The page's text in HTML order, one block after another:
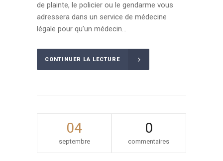
de plainte, le policier ou le gendarme vous
adressera dans un service de médecine
légale pour qu’un médecin...
CONTINUER LA LECTURE
04
septembre
0
commentaires